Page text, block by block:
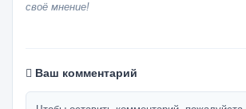
своё мнение!
Ваш комментарий